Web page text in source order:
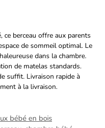
ce berceau offre aux parents
de sommeil optimal. Le
dans la chambre.
de matelas standards.
suffit. Livraison rapide à
à la livraison.
bébé en bois